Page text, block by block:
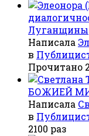
Луганщины
Написала
в
Прочитано
БОЖИЕЙ
Написала
в
2100 раз